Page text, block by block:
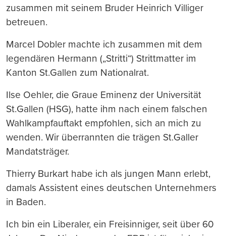
zusammen mit seinem Bruder Heinrich Villiger
betreuen.
Marcel Dobler machte ich zusammen mit dem
legendären Hermann („Stritti“) Strittmatter im
Kanton St.Gallen zum Nationalrat.
Ilse Oehler, die Graue Eminenz der Universität
St.Gallen (HSG), hatte ihm nach einem falschen
Wahlkampfauftakt empfohlen, sich an mich zu
wenden. Wir überrannten die trägen St.Galler
Mandatsträger.
Thierry Burkart habe ich als jungen Mann erlebt,
damals Assistent eines deutschen Unternehmers
in Baden.
Ich bin ein Liberaler, ein Freisinniger, seit über 60